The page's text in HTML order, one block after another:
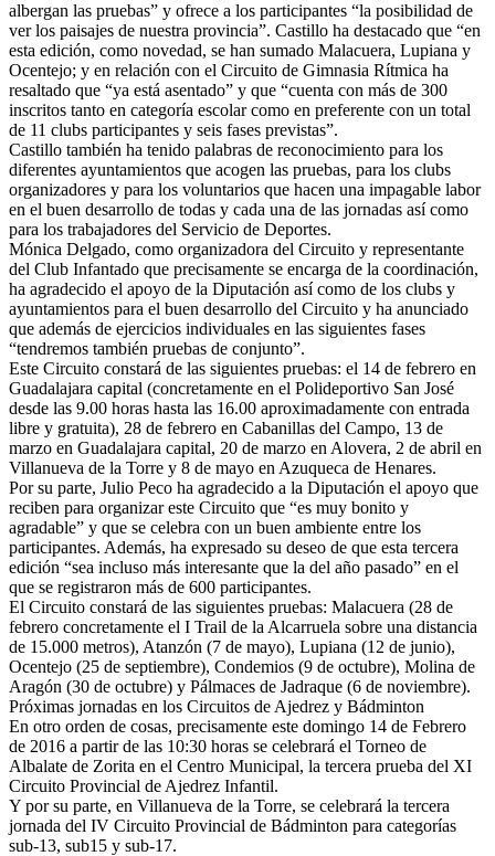
albergan las pruebas” y ofrece a los participantes “la posibilidad de
ver los paisajes de nuestra provincia”. Castillo ha destacado que “en
esta edición, como novedad, se han sumado Malacuera, Lupiana y
Ocentejo; y en relación con el Circuito de Gimnasia Rítmica ha
resaltado que “ya está asentado” y que “cuenta con más de 300
inscritos tanto en categoría escolar como en preferente con un total
de 11 clubs participantes y seis fases previstas”.
Castillo también ha tenido palabras de reconocimiento para los
diferentes ayuntamientos que acogen las pruebas, para los clubs
organizadores y para los voluntarios que hacen una impagable labor
en el buen desarrollo de todas y cada una de las jornadas así como
para los trabajadores del Servicio de Deportes.
Mónica Delgado, como organizadora del Circuito y representante
del Club Infantado que precisamente se encarga de la coordinación,
ha agradecido el apoyo de la Diputación así como de los clubs y
ayuntamientos para el buen desarrollo del Circuito y ha anunciado
que además de ejercicios individuales en las siguientes fases
“tendremos también pruebas de conjunto”.
Este Circuito constará de las siguientes pruebas: el 14 de febrero en
Guadalajara capital (concretamente en el Polideportivo San José
desde las 9.00 horas hasta las 16.00 aproximadamente con entrada
libre y gratuita), 28 de febrero en Cabanillas del Campo, 13 de
marzo en Guadalajara capital, 20 de marzo en Alovera, 2 de abril en
Villanueva de la Torre y 8 de mayo en Azuqueca de Henares.
Por su parte, Julio Peco ha agradecido a la Diputación el apoyo que
reciben para organizar este Circuito que “es muy bonito y
agradable” y que se celebra con un buen ambiente entre los
participantes. Además, ha expresado su deseo de que esta tercera
edición “sea incluso más interesante que la del año pasado” en el
que se registraron más de 600 participantes.
El Circuito constará de las siguientes pruebas: Malacuera (28 de
febrero concretamente el I Trail de la Alcarruela sobre una distancia
de 15.000 metros), Atanzón (7 de mayo), Lupiana (12 de junio),
Ocentejo (25 de septiembre), Condemios (9 de octubre), Molina de
Aragón (30 de octubre) y Pálmaces de Jadraque (6 de noviembre).
Próximas jornadas en los Circuitos de Ajedrez y Bádminton
En otro orden de cosas, precisamente este domingo 14 de Febrero
de 2016 a partir de las 10:30 horas se celebrará el Torneo de
Albalate de Zorita en el Centro Municipal, la tercera prueba del XI
Circuito Provincial de Ajedrez Infantil.
Y por su parte, en Villanueva de la Torre, se celebrará la tercera
jornada del IV Circuito Provincial de Bádminton para categorías
sub-13, sub15 y sub-17.